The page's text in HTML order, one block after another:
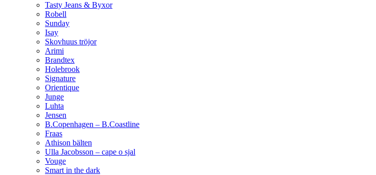
Tasty Jeans & Byxor
Robell
Sunday
Isay
Skovhuus tröjor
Arimi
Brandtex
Holebrook
Signature
Orientique
Junge
Luhta
Jensen
B.Copenhagen – B.Coastline
Fraas
Athison bälten
Ulla Jacobsson – cape o sjal
Vouge
Smart in the dark